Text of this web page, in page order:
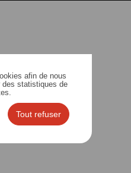
afin de nous
des statistiques de
Tout refuser